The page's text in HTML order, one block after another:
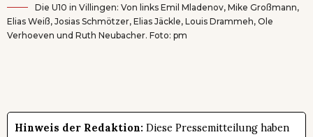
Die U10 in Villingen: Von links Emil Mladenov, Mike Großmann,
Elias Weiß, Josias Schmötzer, Elias Jäckle, Louis Drammeh, Ole
Verhoeven und Ruth Neubacher. Foto: pm
Hinweis der Redaktion: Diese Pressemitteilung haben